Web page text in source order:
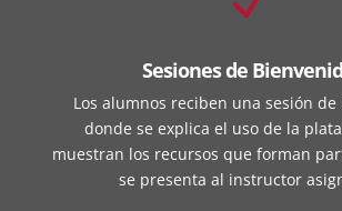
Sesiones de
Los alumnos reciben una sesión
donde se explica el uso de la
muestran los recursos que forman
se presenta al instructor